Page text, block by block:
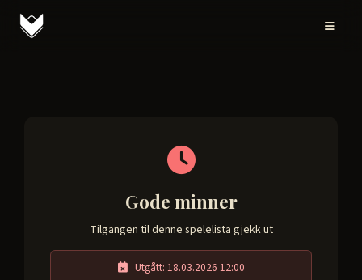
Gode minner
Tilgangen til denne spelelista gjekk ut
Utgått: 18.03.2026 12:00